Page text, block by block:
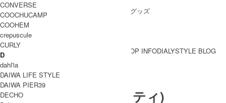
/ その他グッズ
BRAND一覧
BRAND一覧
SHOP INFODIALYSTYLE BLOG
HARVESTY (ハーベスティ)
CONVERSE
COOCHUCAMP
COOHEM
crepuscule
CURLY
D
dahl'ia
DAIWA LIFE STYLE
DAIWA PIER39
DECHO